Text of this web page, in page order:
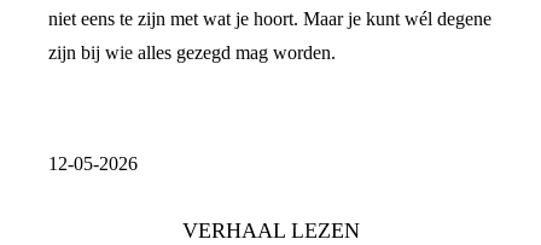
niet eens te zijn met wat je hoort. Maar je kunt wél degene
zijn bij wie alles gezegd mag worden.
12-05-2026
VERHAAL LEZEN